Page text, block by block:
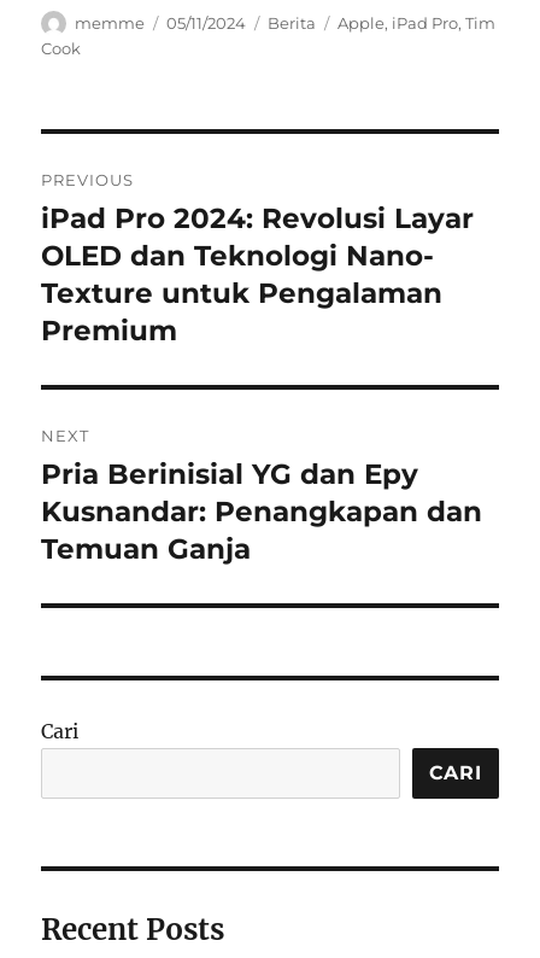
Author
memme
Posted
05/11/2024 Categories
Berita Tags
Apple, iPad Pro,Tim
Cook
pos
PREVIOUS
Previous
post:
iPad Pro 2024: Revolusi Layar
OLED dan Teknologi Nano-
Texture untuk Pengalaman
Premium
NEXT
Next
post:
Pria Berinisial YG dan Epy
Kusnandar: Penangkapan dan
Temuan Ganja
Cari
CARI
Recent Posts